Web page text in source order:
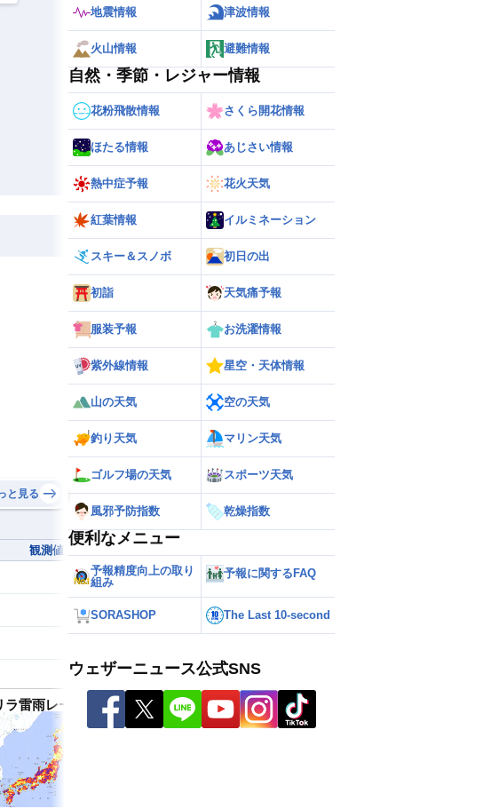
と見る
観測値
ラ雷雨レーダー 世界の雨雲レーダー
地震情報 津波情報
火山情報 避難情報
自然・季節・レジャー情報
花粉飛散情報 さくら開花情報
ほたる情報 あじさい情報
熱中症予報 花火天気
紅葉情報 イルミネーション
スキー＆スノボ 初日の出
初詣 天気痛予報
服装予報 お洗濯情報
紫外線情報 星空・天体情報
山の天気 空の天気
釣り天気 マリン天気
ゴルフ場の天気 スポーツ天気
風邪予防指数 乾燥指数
便利なメニュー
予報精度向上の取り
組み
予報に関するFAQ
SORASHOP The Last 10-second
ウェザーニュース公式SNS